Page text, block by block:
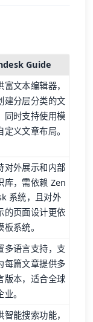
Guide
富文本编辑器，
建分层分类的文
同时支持使用模
定义文章布局。
对外展示和内部
库，需依赖 Zen
系统，且对外
的页面设计更依
板系统。
多语言支持，支
每篇文章提供多
版本，适合全球
。
智能搜索功能，